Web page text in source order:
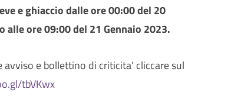
e ghiacciodalle ore 00:00 del 20
alle ore 09:00 del 21 Gennaio 2023.
avviso e bollettino di criticita' cliccare sul
tbVKwx